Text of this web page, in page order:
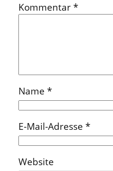
Kommentar *
Name *
E-Mail-Adresse *
Website